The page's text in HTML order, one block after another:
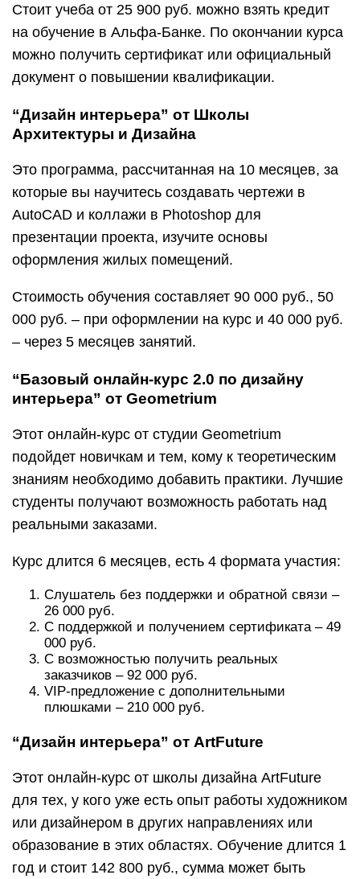
Стоит учеба от 25 900 руб. можно взять кредит
на обучение в Альфа-Банке. По окончании курса
можно получить сертификат или официальный
документ о повышении квалификации.
“Дизайн интерьера” от Школы
Архитектуры и Дизайна
Это программа, рассчитанная на 10 месяцев, за
которые вы научитесь создавать чертежи в
AutoCAD и коллажи в Photoshop для
презентации проекта, изучите основы
оформления жилых помещений.
Стоимость обучения составляет 90 000 руб., 50
000 руб. – при оформлении на курс и 40 000 руб.
– через 5 месяцев занятий.
“Базовый онлайн-курс 2.0 по дизайну
интерьера” от Geometrium
Этот онлайн-курс от студии Geometrium
подойдет новичкам и тем, кому к теоретическим
знаниям необходимо добавить практики. Лучшие
студенты получают возможность работать над
реальными заказами.
Курс длится 6 месяцев, есть 4 формата участия:
Слушатель без поддержки и обратной связи –
26 000 руб.
С поддержкой и получением сертификата – 49
000 руб.
С возможностью получить реальных
заказчиков – 92 000 руб.
VIP-предложение с дополнительными
плюшками – 210 000 руб.
“Дизайн интерьера” от ArtFuture
Этот онлайн-курс от школы дизайна ArtFuture
для тех, у кого уже есть опыт работы художником
или дизайнером в других направлениях или
образование в этих областях. Обучение длится 1
год и стоит 142 800 руб., сумма может быть